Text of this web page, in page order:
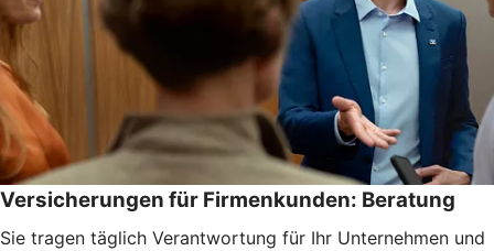
Versicherungen für Firmenkunden: Beratung
Sie tragen täglich Verantwortung für Ihr Unternehmen und